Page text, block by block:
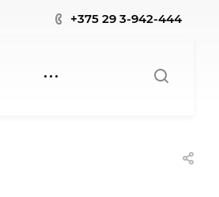
+375 29 3-942-444